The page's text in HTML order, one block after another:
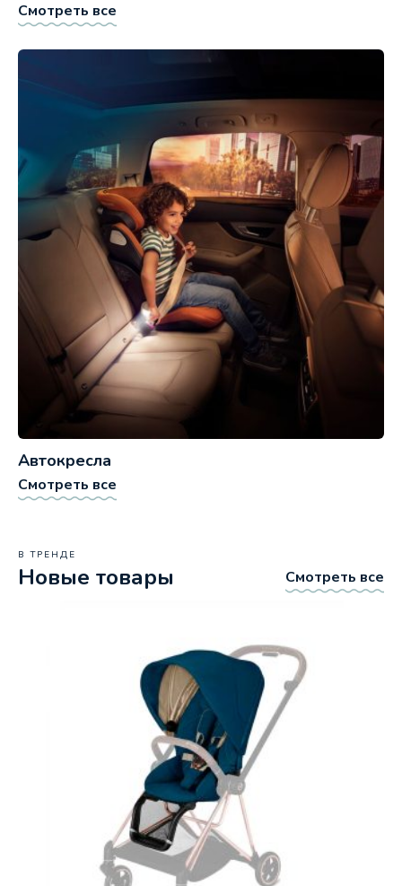
Смотреть все
Автокресла
Смотреть все
В ТРЕНДЕ
Новые товары Смотреть все